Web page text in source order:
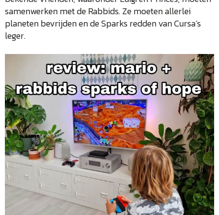
samenwerken met de Rabbids. Ze moeten allerlei
planeten bevrijden en de Sparks redden van Cursa’s
leger.